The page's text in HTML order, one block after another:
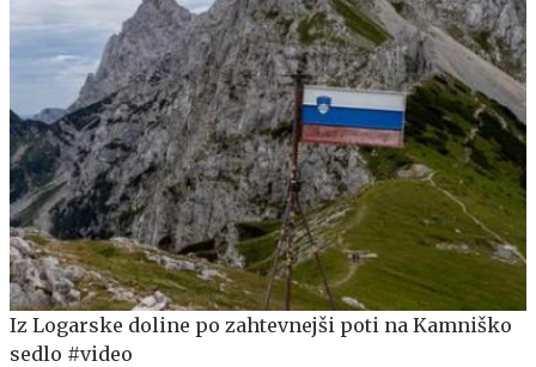
Iz Logarske doline po zahtevnejši poti na Kamniško
sedlo #video